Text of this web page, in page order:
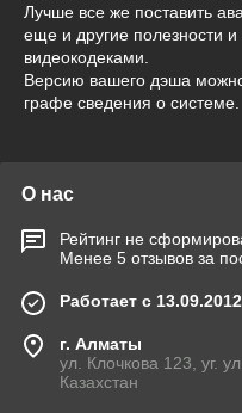
Лучше все же поставить
еще и другие полезности
видеокодеками.
Версию вашего дэша
графе сведения о системе.
О нас
Рейтинг не
Менее 5 отзывов за
Работает с 13.09.2012
г. Алматы
ул. Клочкова 123, уг.
Казахстан